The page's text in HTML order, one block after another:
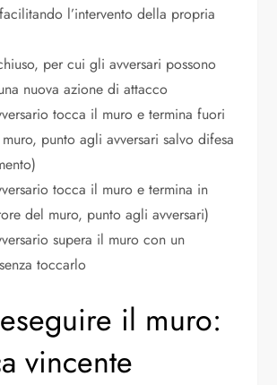
l’intervento della propria
per cui gli avversari possono
nuova azione di attacco
tocca il muro e termina fuori
punto agli avversari salvo difesa
tocca il muro e termina in
del muro, punto agli avversari)
supera il muro con un
toccarlo
il muro:
vincente